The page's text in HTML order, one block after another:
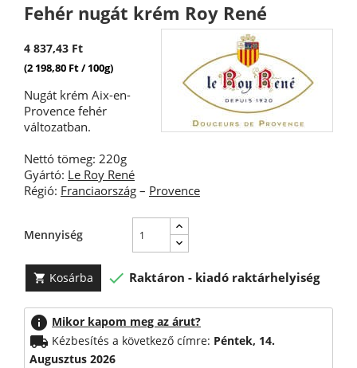
Fehér nugát krém Roy René
4 837,43 Ft
(2 198,80 Ft / 100g)
Nugát krém Aix-en-
Provence fehér
változatban.
Nettó tömeg: 220g
Gyártó: Le Roy René
Régió: Franciaország – Provence
Mennyiség
 Kosárba  Raktáron - kiadó raktárhelyiség
info Mikor kapom meg az árut?
local_shipping Kézbesítés a következő címre: Péntek, 14.
Augusztus 2026